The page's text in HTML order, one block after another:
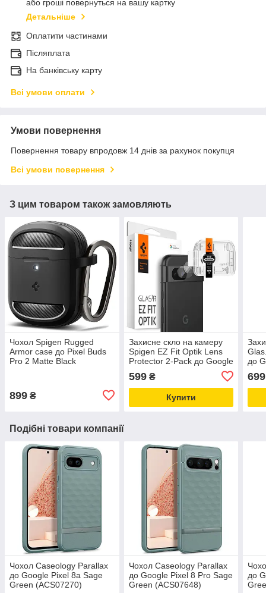
або гроші повернуться на вашу картку
Детальніше
Оплатити частинами
Післяплата
На банківську карту
Всі умови оплати
Умови повернення
Повернення товару впродовж 14 днів за рахунок покупця
Всі умови повернення
З цим товаром також замовляють
Чохол Spigen Rugged
Armor case до Pixel Buds
Pro 2 Matte Black
899 ₴
Захисне скло на камеру
Spigen EZ Fit Optik Lens
Protector 2-Pack до Google
(AGL07465)
599₴
Купити
до
699
Подібні товари компанії
Чохол Caseology Parallax
до Google Pixel 8a Sage
Green (ACS07270)
Чохол Caseology Parallax
до Google Pixel 8 Pro Sage
Green (ACS07648)
до